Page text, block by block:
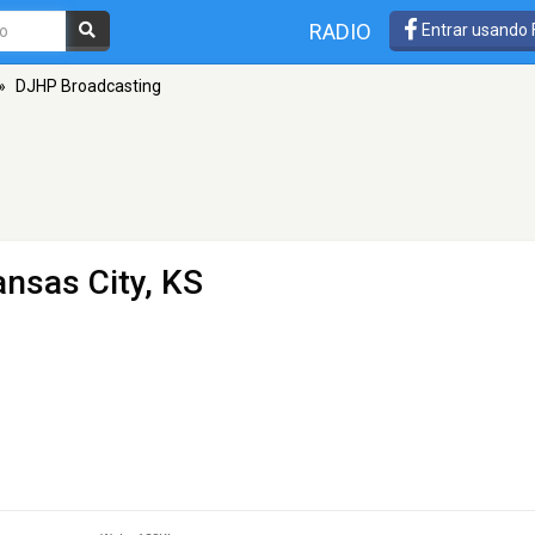
RADIO Entrar usando
DJHP Broadcasting
City, KS